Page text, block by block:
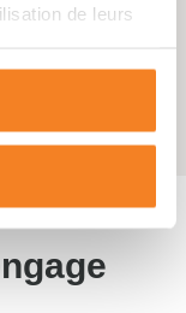
de leurs